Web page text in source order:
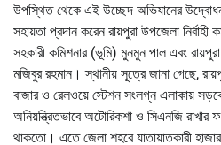
উপস্থিত থেকে এই উচ্ছেদ অভিযানের
সহায়তা প্রদান করেন রায়পুরা উপজেলা
সহকারী কমিশনার (ভূমি) মুনমুন পাল এবং
মজিবুর রহমান। স্থানীয় সূত্রে জানা গেছে,
বাজার ও রেলওয়ে স্টেশন সংলগ্ন এলাকায়
অনিয়ন্ত্রিতভাবে অটোরিকশা ও সিএনজি রাখার
থাকতো। এতে জেলা শহরে যাতায়াতকারী